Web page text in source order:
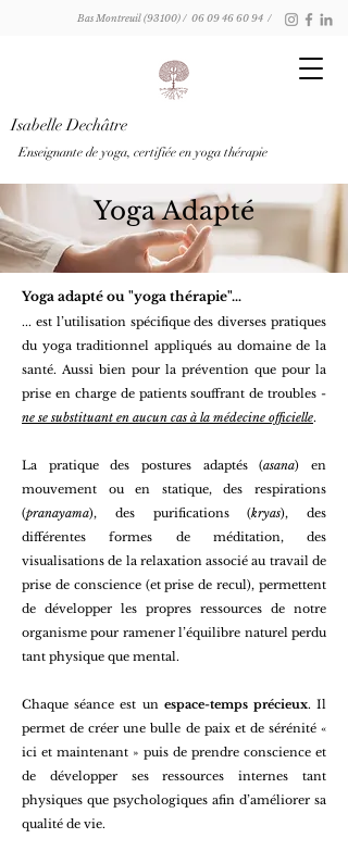
Bas Montreuil (93100) / 06 09 46 60 94 /
Isabelle Dechâtre
Enseignante de yoga, certifiée en yoga thérapie
Yoga Adapté
Yoga adapté ou "yoga thérapie"…
... est l’utilisation spécifique des diverses pratiques
du yoga traditionnel appliqués au domaine de la
santé. Aussi bien pour la prévention que pour la
prise en charge de patients souffrant de troubles -
ne se substituant en aucun cas à la médecine officielle.
La pratique des postures adaptés (asana) en
mouvement ou en statique, des respirations
(pranayama), des purifications (kryas), des
différentes formes de méditation, des
visualisations de la relaxation associé au travail de
prise de conscience (et prise de recul), permettent
de développer les propres ressources de notre
organisme pour ramener l’équilibre naturel perdu
tant physique que mental.
Chaque séance est un espace-temps précieux. Il
permet de créer une bulle de paix et de sérénité «
ici et maintenant » puis de prendre conscience et
de développer ses ressources internes tant
physiques que psychologiques afin d’améliorer sa
qualité de vie.